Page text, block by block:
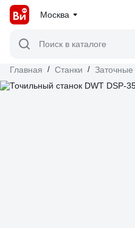
Москва
Поиск в каталоге
Главная / Станки / Заточные